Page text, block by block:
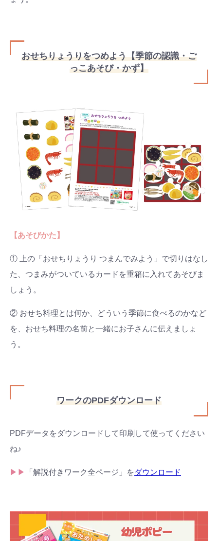
おせちりょうりをつめよう【季節の認識・ご
っこあそび・かず】
【あそびかた】
① 上の「おせちりょうり つまんでみよう」で切りはなし
た、つまみがついているカードを重箱に入れてあそびま
しょう。
② おせち料理とは何か、どういう季節に食べるのかなど
を、おせち料理の名前と一緒にお子さんに伝えましょ
う。
ワークのPDFダウンロード
PDFデータをダウンロードして印刷して使ってください
ね♪
▶▶ 「解説付きワーク全ページ」をダウンロード